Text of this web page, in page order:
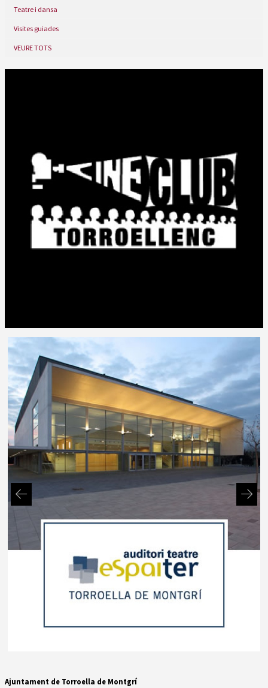
Teatre i dansa
Visites guiades
VEURE TOTS
Ajuntament de Torroella de Montgrí